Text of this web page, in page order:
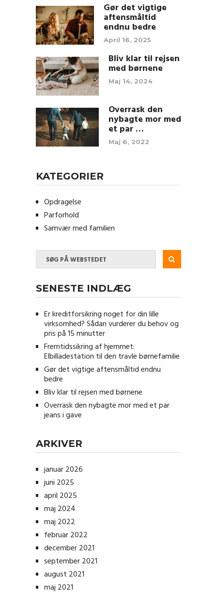
Gør det vigtige
aftensmåltid
endnu bedre
April 16, 2025
Bliv klar til rejsen
med børnene
Maj 14, 2024
Overrask den
nybagte mor med
et par …
Maj 6, 2022
KATEGORIER
Opdragelse
Parforhold
Samvær med familien
SENESTE INDLÆG
Er kreditforsikring noget for din lille
virksomhed? Sådan vurderer du behov og
pris på 15 minutter
Fremtidssikring af hjemmet:
Elbilladestation til den travle børnefamilie
Gør det vigtige aftensmåltid endnu
bedre
Bliv klar til rejsen med børnene
Overrask den nybagte mor med et par
jeans i gave
ARKIVER
januar 2026
juni 2025
april 2025
maj 2024
maj 2022
februar 2022
december 2021
september 2021
august 2021
maj 2021